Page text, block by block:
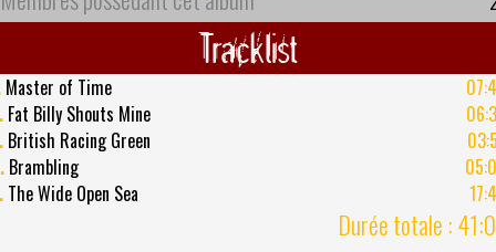
Tracklist
Master of Time
Fat Billy Shouts Mine
British Racing Green
Brambling
The Wide Open Sea
Durée totale :